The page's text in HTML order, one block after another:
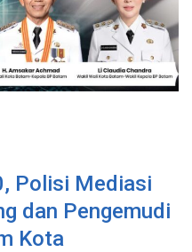
Polisi Mediasi
dan Pengemudi
Kota